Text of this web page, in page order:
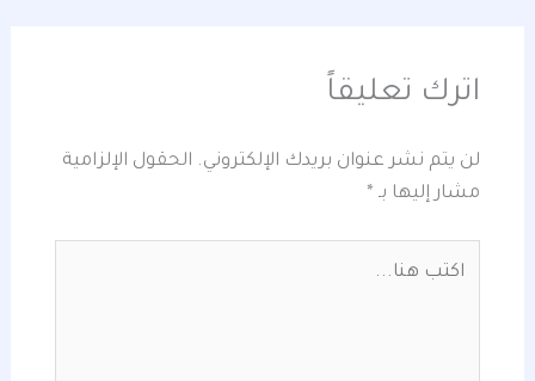
اترك تعليقاً
لن يتم نشر عنوان بريدك الإلكتروني. الحقول الإلزامية
مشار إليها بـ *